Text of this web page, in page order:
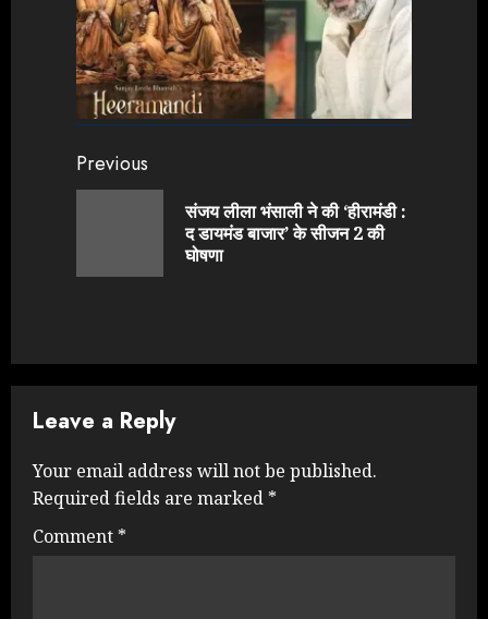
Continue
Reading
Previous
संजय लीला भंसाली ने की ‘हीरामंडी :
द डायमंड बाजार’ के सीजन 2 की
घोषणा
Leave a Reply
Your email address will not be published.
Required fields are marked *
Comment *